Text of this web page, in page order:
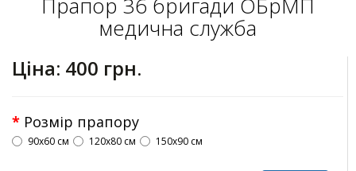
медична служба
Ціна: 400 грн.
Розмір прапору
90х60 см 120х80 см 150х90 см